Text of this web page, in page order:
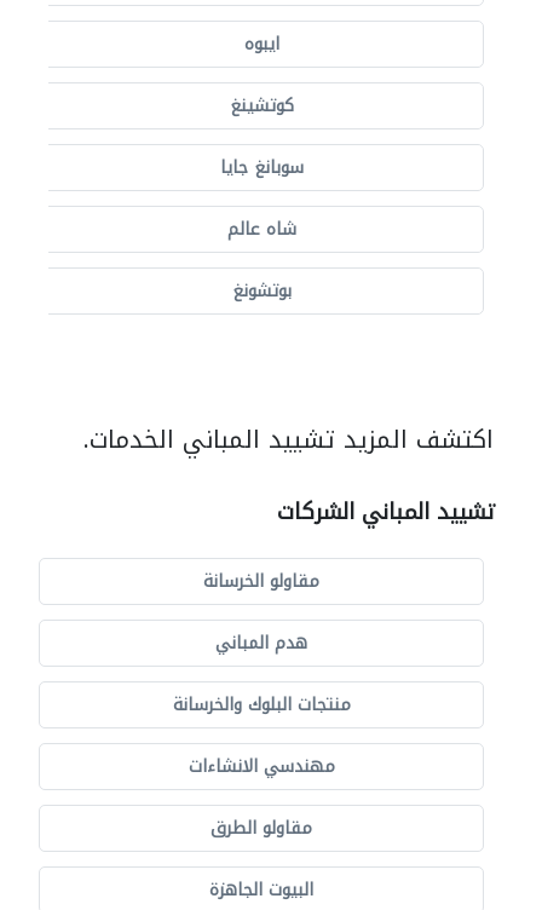
ايبوه
كوتشينغ
سوبانغ جايا
شاه عالم
بوتشونغ
اكتشف المزيد تشييد المباني الخدمات.
تشييد المباني الشركات
مقاولو الخرسانة
هدم المباني
منتجات البلوك والخرسانة
مهندسي الانشاءات
مقاولو الطرق
البيوت الجاهزة